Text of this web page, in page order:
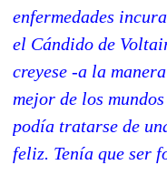
enfermedades
el Cándido de
creyese -a la
mejor de los
podía tratarse de
feliz. Tenía que ser